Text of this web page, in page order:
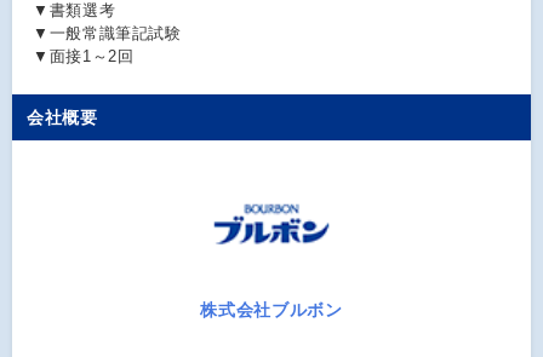
▼書類選考
▼一般常識筆記試験
▼面接1～2回
会社概要
株式会社ブルボン